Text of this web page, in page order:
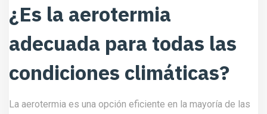
¿Es la aerotermia
adecuada para todas las
condiciones climáticas?
La aerotermia es una opción eficiente en la mayoría de las